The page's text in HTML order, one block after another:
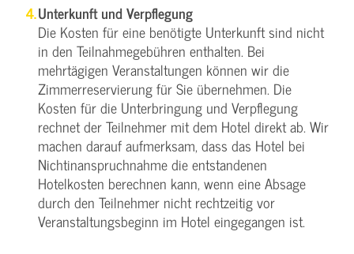
Unterkunft und Verpflegung
Die Kosten für eine benötigte Unterkunft sind nicht
in den Teilnahmegebühren enthalten. Bei
mehrtägigen Veranstaltungen können wir die
Zimmerreservierung für Sie übernehmen. Die
Kosten für die Unterbringung und Verpflegung
rechnet der Teilnehmer mit dem Hotel direkt ab. Wir
machen darauf aufmerksam, dass das Hotel bei
Nichtinanspruchnahme die entstandenen
Hotelkosten berechnen kann, wenn eine Absage
durch den Teilnehmer nicht rechtzeitig vor
Veranstaltungsbeginn im Hotel eingegangen ist.